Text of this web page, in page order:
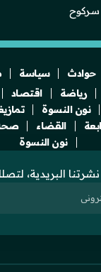
حوادث سياسة
رياضة اقتصاد
نون النسوة
القضاء
نون النسوة
البريدية،